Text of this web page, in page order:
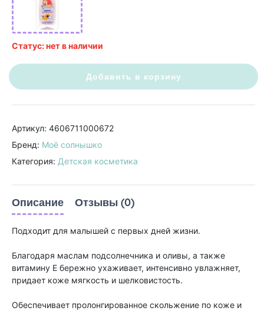
Статус: нет в наличии
Добавить в корзину
Артикул: 4606711000672
Бренд: Моё солнышко
Категория: Детская косметика
Описание Отзывы (0)
Подходит для малышей с первых дней жизни.
Благодаря маслам подсолнечника и оливы, а также
витамину E бережно ухаживает, интенсивно увлажняет,
придает коже мягкость и шелковистость.
Обеспечивает пролонгированное скольжение по коже и